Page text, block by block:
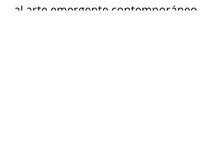
al arte emergente contemporáneo